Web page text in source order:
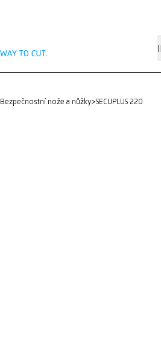
Bezpečnostní nože a nůžky> SECUPLUS 220